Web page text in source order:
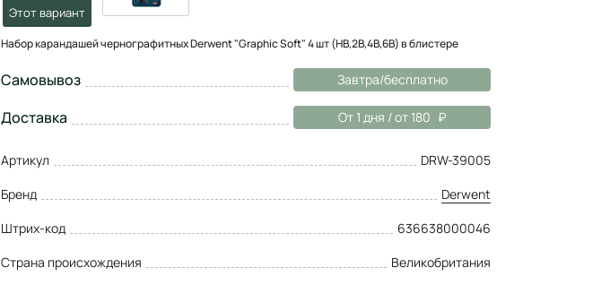
Набор карандашей чернографитных Derwent "Graphic Soft" 4 шт (HB,2B,4B,6B) в блистере
Самовывоз Завтра/бесплатно
Доставка От 1 дня / от 180
Артикул
DRW-39005
Бренд
Derwent
Штрих-код
636638000046
Страна происхождения
Великобритания